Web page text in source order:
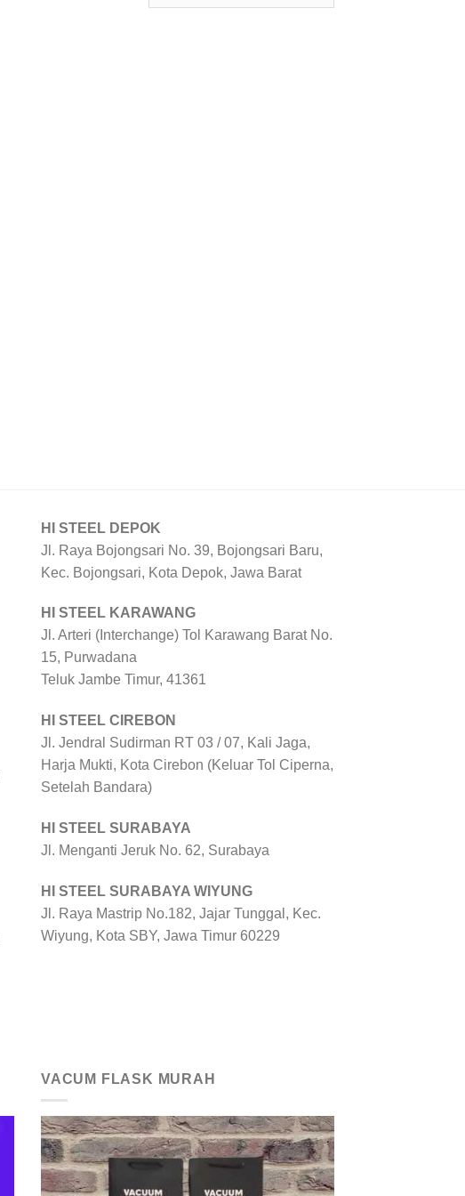
HI STEEL DEPOK
Jl. Raya Bojongsari No. 39, Bojongsari Baru,
Kec. Bojongsari, Kota Depok, Jawa Barat
HI STEEL KARAWANG
Jl. Arteri (Interchange) Tol Karawang Barat No.
15, Purwadana
Teluk Jambe Timur, 41361
HI STEEL CIREBON
Jl. Jendral Sudirman RT 03 / 07, Kali Jaga,
Harja Mukti, Kota Cirebon (Keluar Tol Ciperna,
Setelah Bandara)
HI STEEL SURABAYA
Jl. Menganti Jeruk No. 62, Surabaya
HI STEEL SURABAYA WIYUNG
Jl. Raya Mastrip No.182, Jajar Tunggal, Kec.
Wiyung, Kota SBY, Jawa Timur 60229
VACUM FLASK MURAH